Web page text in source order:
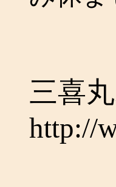
三喜
http://